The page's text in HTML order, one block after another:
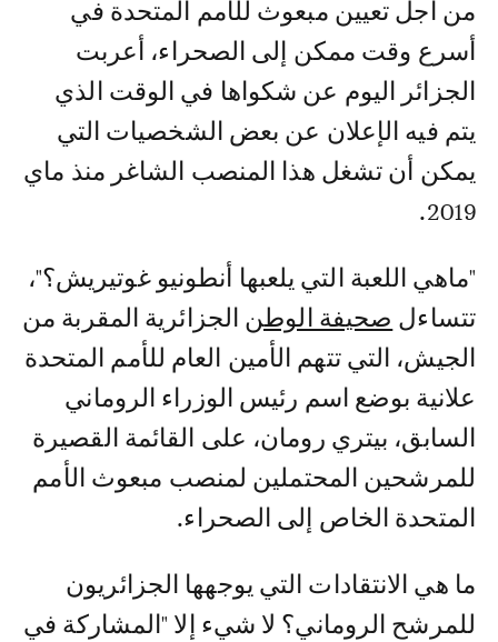
من أجل تعيين مبعوث للأمم المتحدة في
أسرع وقت ممكن إلى الصحراء، أعربت
الجزائر اليوم عن شكواها في الوقت الذي
يتم فيه الإعلان عن بعض الشخصيات التي
يمكن أن تشغل هذا المنصب الشاغر منذ ماي
2019.
"ماهي اللعبة التي يلعبها أنطونيو غوتيريش؟"،
تتساءل صحيفة الوطن الجزائرية المقربة من
الجيش، التي تتهم الأمين العام للأمم المتحدة
علانية بوضع اسم رئيس الوزراء الروماني
السابق، بيتري رومان، على القائمة القصيرة
للمرشحين المحتملين لمنصب مبعوث الأمم
المتحدة الخاص إلى الصحراء.
ما هي الانتقادات التي يوجهها الجزائريون
للمرشح الروماني؟ لا شيء إلا "المشاركة في